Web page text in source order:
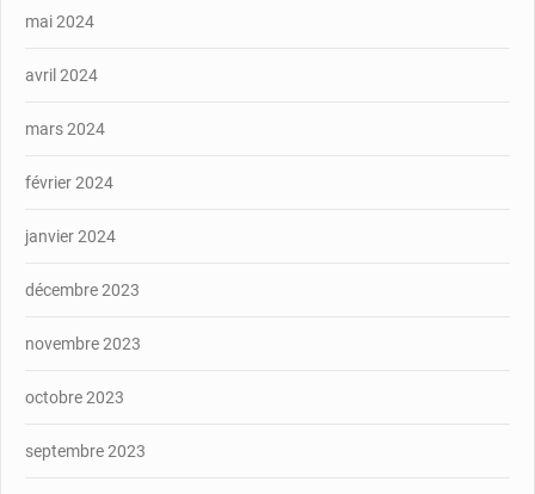
mai 2024
avril 2024
mars 2024
février 2024
janvier 2024
décembre 2023
novembre 2023
octobre 2023
septembre 2023